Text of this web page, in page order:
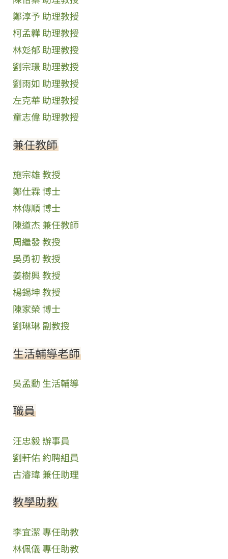
鄭淳予 助理教授
柯孟韡 助理教授
林彣郁 助理教授
劉宗璟 助理教授
劉雨如 助理教授
左克華 助理教授
童志偉 助理教授
兼任教師
施宗雄 教授
鄭仕霖 博士
林傳順 博士
陳道杰 兼任教師
周繼發 教授
吳勇初 教授
姜樹興 教授
楊錫坤 教授
陳家榮 博士
劉琳琳 副教授
生活輔導老師
吳孟勳 生活輔導
職員
汪忠毅 辦事員
劉軒佑 約聘組員
古濬瑋 兼任助理
教學助教
李宜潔 專任助教
林佩儀 專任助教